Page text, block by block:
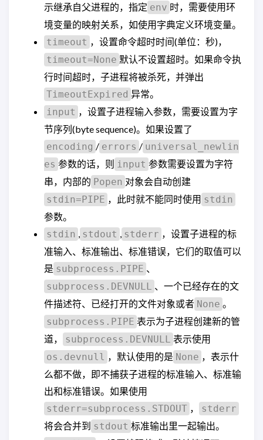
示继承自父进程的，指定 env 时，需要使用环
境变量的映射关系，如使用字典定义环境变量。
timeout ，设置命令超时时间(单位：秒)，
timeout=None 默认不设置超时。如果命令执
行时间超时，子进程将被杀死，并弹出
TimeoutExpired 异常。
input ，设置子进程输入参数，需要设置为字
节序列(byte sequence)。如果设置了
encoding / errors / universal_newlin
es 参数的话，则 input 参数需要设置为字符
串，内部的 Popen 对象会自动创建
stdin=PIPE ，此时就不能同时使用 stdin
参数。
stdin
stdout stderr ，设置子进程的标
准输入、标准输出、标准错误，它们的取值可以
是 subprocess.PIPE 、
subprocess.DEVNULL 、一个已经存在的文
件描述符、已经打开的文件对象或者 None 。
subprocess.PIPE 表示为子进程创建新的管
道，
subprocess.DEVNULL 表示使用
os.devnull ，默认使用的是 None ，表示什
么都不做，即不捕获子进程的标准输入、标准输
出和标准错误。如果使用
stderr=subprocess.STDOUT ，
stderr
将会合并到 stdout 标准输出里一起输出。